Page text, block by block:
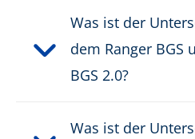
Was ist der
dem Ranger BGS
BGS 2.0?
Was ist der